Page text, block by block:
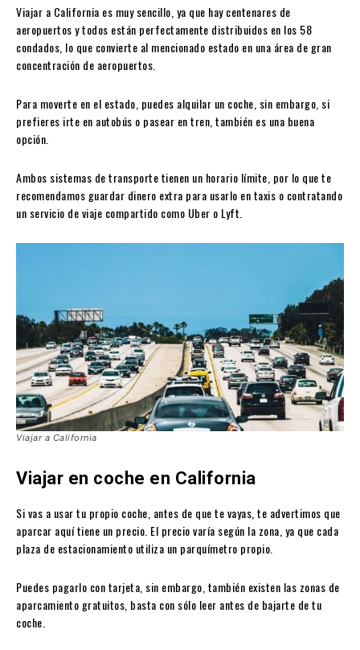
Viajar a California es muy sencillo, ya que hay centenares de
aeropuertos y todos están perfectamente distribuidos en los 58
condados, lo que convierte al mencionado estado en una área de gran
concentración de aeropuertos.
Para moverte en el estado, puedes alquilar un coche, sin embargo, si
prefieres irte en autobús o pasear en tren, también es una buena
opción.
Ambos sistemas de transporte tienen un horario límite, por lo que te
recomendamos guardar dinero extra para usarlo en taxis o contratando
un servicio de viaje compartido como Uber o Lyft.
Viajar a California
Viajar en coche en California
Si vas a usar tu propio coche, antes de que te vayas, te advertimos que
aparcar aquí tiene un precio. El precio varía según la zona, ya que cada
plaza de estacionamiento utiliza un parquímetro propio.
Puedes pagarlo con tarjeta, sin embargo, también existen las zonas de
aparcamiento gratuitos, basta con sólo leer antes de bajarte de tu
coche.